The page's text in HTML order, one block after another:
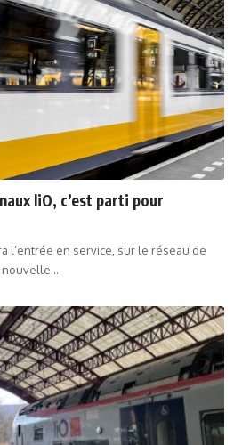
liO, c’est parti pour
l’entrée en service, sur le réseau de
nouvelle…